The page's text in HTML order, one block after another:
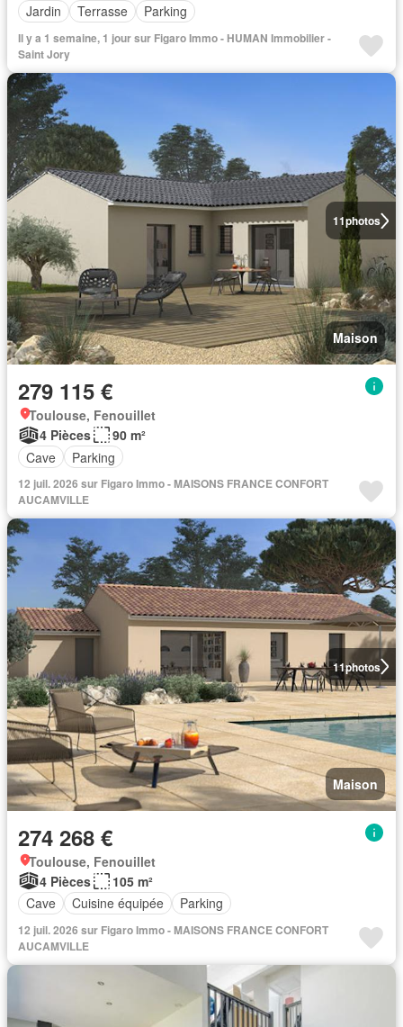
Jardin
Terrasse Parking
Il y a 1 semaine, 1 jour sur Figaro Immo - HUMAN Immobilier -
Saint Jory
11photos
Maison
279 115 €
Toulouse, Fenouillet
4 Pièces
90 m²
Cave
Parking
12 juil. 2026 sur Figaro Immo - MAISONS FRANCE CONFORT
AUCAMVILLE
11photos
Maison
274 268 €
Toulouse, Fenouillet
4 Pièces
105 m²
Cave
Cuisine équipée Parking
12 juil. 2026 sur Figaro Immo - MAISONS FRANCE CONFORT
AUCAMVILLE